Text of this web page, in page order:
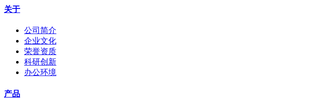
关于
公司简介
企业文化
荣誉资质
科研创新
办公环境
产品